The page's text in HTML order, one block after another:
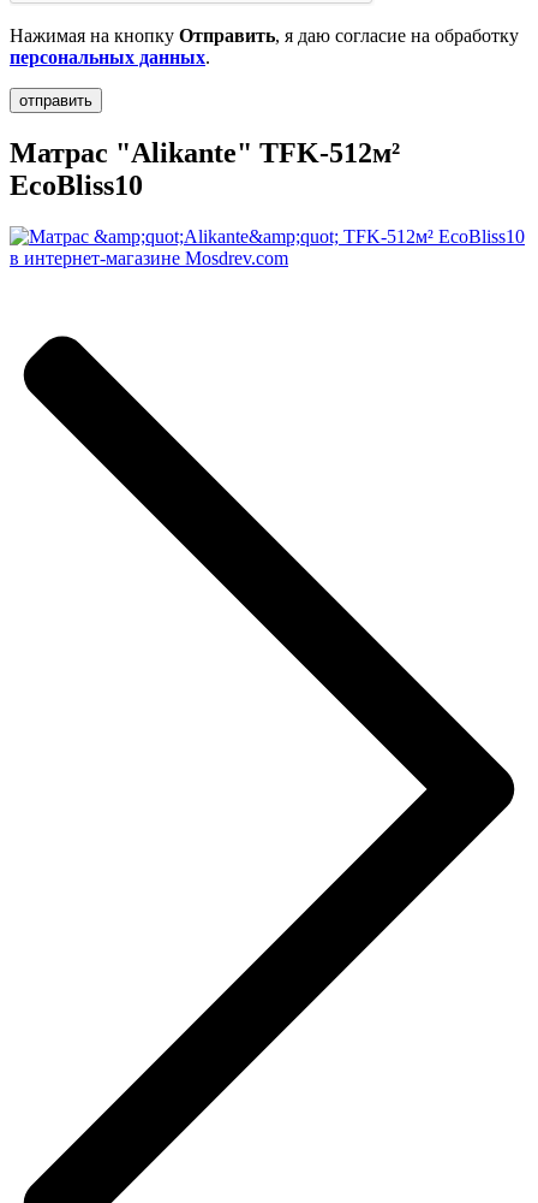
Нажимая на кнопку Отправить, я даю согласие на обработку
персональных данных.
Матрас "Alikante" TFK-512м²
EcoBliss10